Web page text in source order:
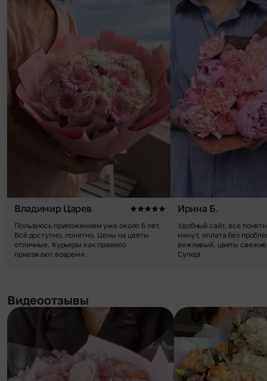
Владимир Царев
Пользуюсь приложением уже около 6 лет.
Всё доступно, понятно. Цены на цветы
отличные. Курьеры как правило
приезжают вовремя.
Ирина Б.
Удобный сайт, все
минут, оплата без
вежливый, цветы
Супер!
Видеоотзывы